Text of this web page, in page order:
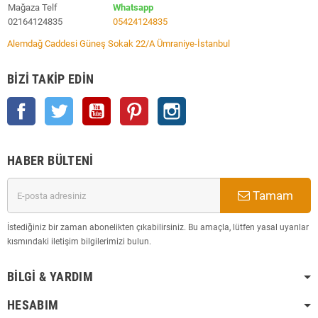
Mağaza Telf
02164124835
Whatsapp
05424124835
Alemdağ Caddesi Güneş Sokak 22/A Ümraniye-İstanbul
BIZI TAKIP EDIN
Facebook Twitter YouTube Pinterest
HABER BÜLTENI
Tamam
İstediğiniz bir zaman abonelikten çıkabilirsiniz. Bu amaçla, lütfen yasal uyarılar
kısmındaki iletişim bilgilerimizi bulun.
BILGI & YARDIM
HESABIM